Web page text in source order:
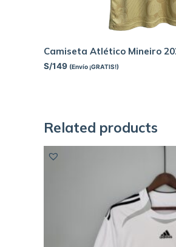
Camiseta Atlético Mineiro
S/149 (Envío ¡GRATIS!)
Related products